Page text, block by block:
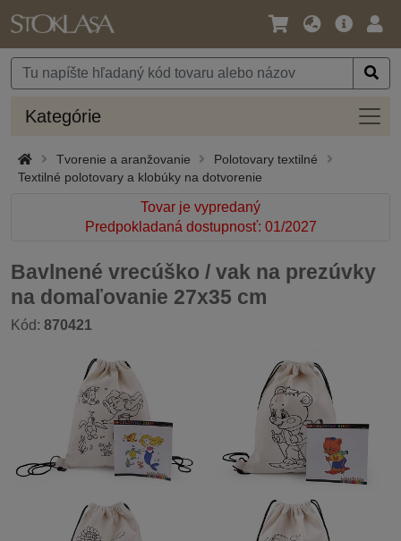
Jazyk
Mena
Hlavná
Kategórie
Tvorenie a aranžovanie
Polotovary textilné
Textilné polotovary a klobúky na dotvorenie
Tovar je vypredaný
Predpokladaná dostupnosť: 01/2027
Bavlnené vrecúško / vak na prezúvky
na domaľovanie 27x35 cm
Kód: 870421